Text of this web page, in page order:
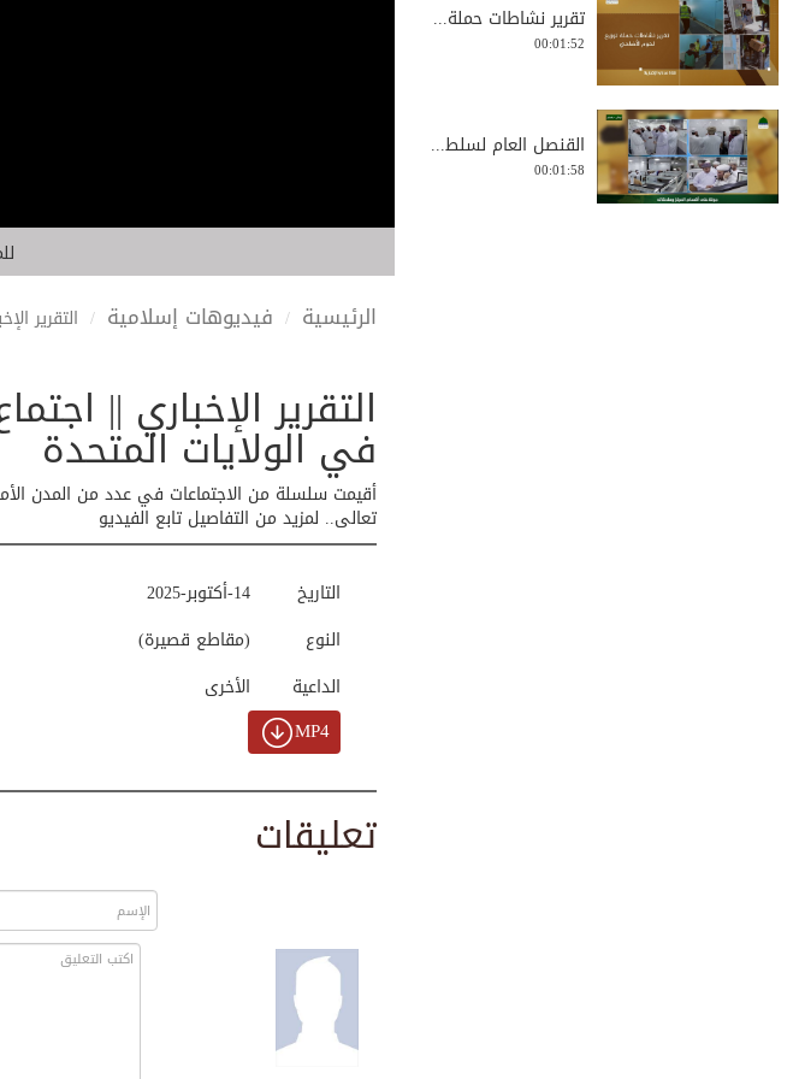
الرئيسية فيديوهات إسلامية التقرير
التقرير الإخباري ||
في الولايات المتحدة
أقيمت سلسلة من الاجتماعات في عدد من المدن
تعالى.. لمزيد من التفاصيل تابع الفيديو
14-أكتوبر-2025
التاريخ
(مقاطع قصيرة)
النوع
الأخرى
الداعية
MP4
تعليقات
تقرير نشاطات حملة...
00:01:52
القنصل العام لسلط...
00:01:58